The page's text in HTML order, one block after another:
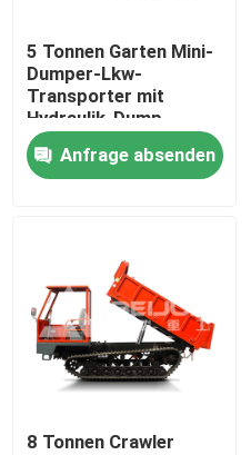
5 Tonnen Garten Mini-
Dumper-Lkw-
Transporter mit
Hydraulik-Dump
Anfrage absenden
8 Tonnen Crawler